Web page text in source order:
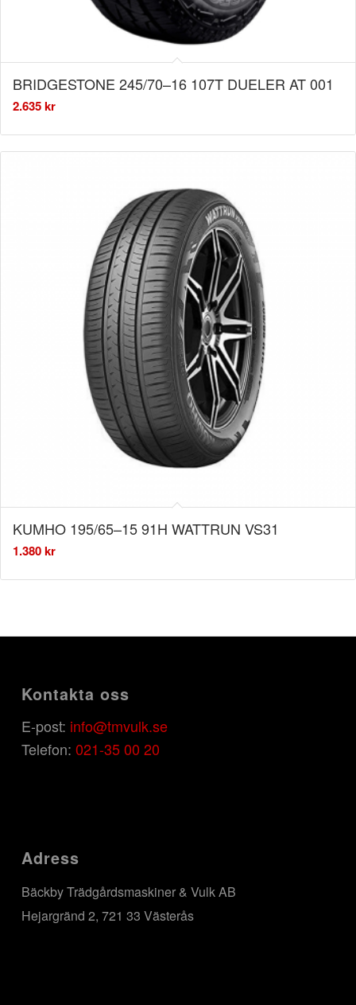
BRIDGESTONE 245/70–16 107T DUELER AT 001
2.635kr
KUMHO 195/65–15 91H WATTRUN VS31
1.380kr
Kontakta oss
E-post: info@tmvulk.se
Telefon: 021-35 00 20
Adress
Bäckby Trädgårdsmaskiner & Vulk AB
Hejargränd 2, 721 33 Västerås